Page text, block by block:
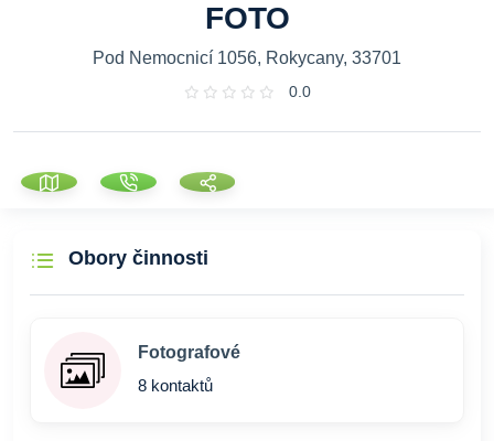
FOTO
Pod Nemocnicí 1056, Rokycany, 33701
0.0
Obory činnosti
Fotografové
8 kontaktů